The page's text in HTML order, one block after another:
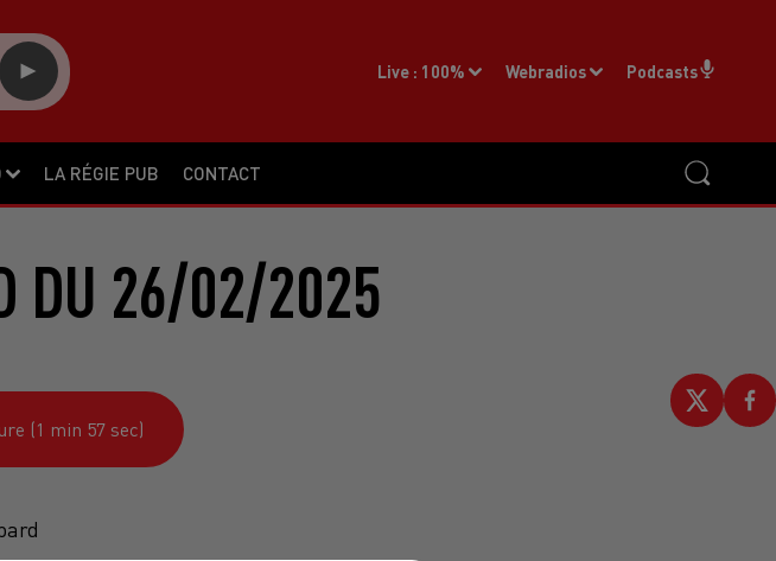
LA RÉGIE PUB CONTACT
Live : 100% Webradios Podcasts
DU 26/02/2025
(1 min 57 sec)